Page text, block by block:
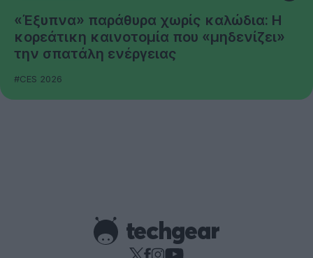
«Έξυπνα» παράθυρα χωρίς καλώδια: Η
κορεάτικη καινοτομία που «μηδενίζει»
την σπατάλη ενέργειας
#CES 2026